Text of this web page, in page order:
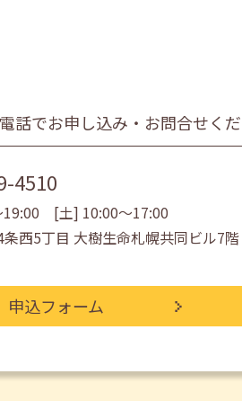
話でお申し込み・お問合せく
4510
19:00 [土] 10:00〜17:00
西5丁目 大樹生命札幌共同ビル7階
申込フォーム